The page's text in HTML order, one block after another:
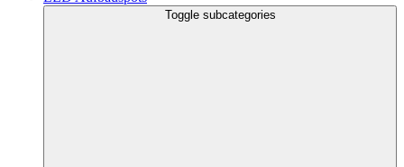
Toggle subcategories